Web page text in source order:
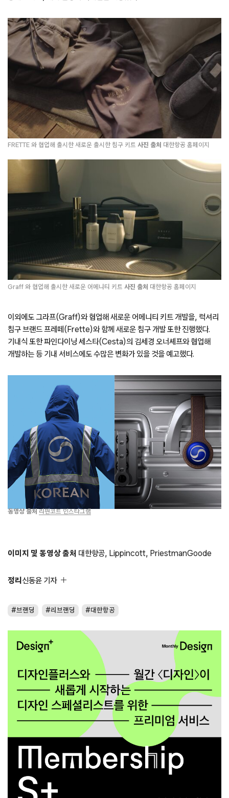
FRETTE 와 협업해 출시한 새로운 출시한 침구 키트 사진 출처 대한항공 홈페이지
Graff 와 협업해 출시한 새로운 어메니티 키트 사진 출처 대한항공 홈페이지
이외에도 그라프(Graff)와 협업해 새로운 어메니티 키트 개발을, 럭셔리
침구 브랜드 프레떼(Frette)와 함께 새로운 침구 개발 또한 진행했다.
기내식 또한 파인다이닝 세스타(Cesta)의 김세경 오너셰프와 협업해
개발하는 등 기내 서비스에도 수많은 변화가 있을 것을 예고했다.
동영상 출처 리핀코트 인스타그램
이미지 및 동영상 출처 대한항공, Lippincott, PriestmanGoode
정리 신동윤 기자
브랜딩 리브랜딩 대한항공